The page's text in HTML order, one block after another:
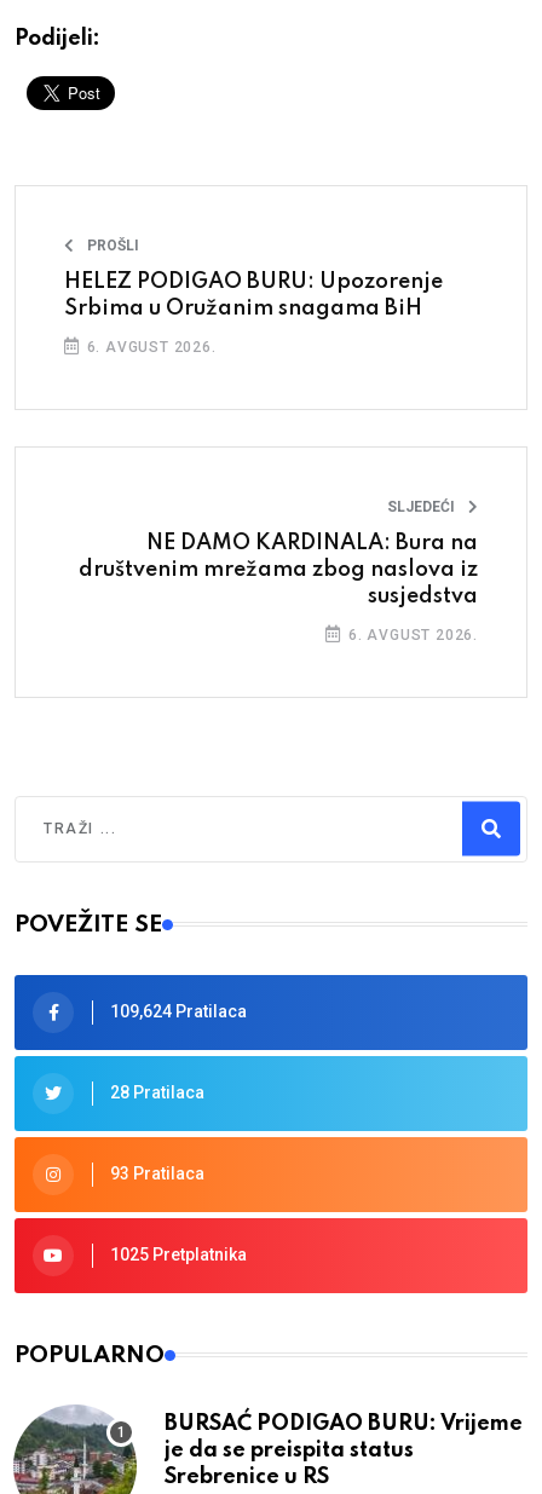
Podijeli:
PROŠLI
HELEZ PODIGAO BURU: Upozorenje
Srbima u Oružanim snagama BiH
6. AVGUST 2026.
SLJEDEĆI
NE DAMO KARDINALA: Bura na
društvenim mrežama zbog naslova iz
susjedstva
6. AVGUST 2026.
Type 2 or more characters for results.
POVEŽITE SE
109,624 Pratilaca
28 Pratilaca
93 Pratilaca
1025 Pretplatnika
POPULARNO
BURSAĆ PODIGAO BURU: Vrijeme
je da se preispita status
Srebrenice u RS